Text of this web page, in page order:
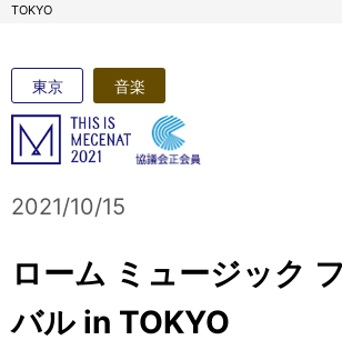
TOKYO
東京 音楽
2021/10/15
ローム ミュージック
バル in TOKYO